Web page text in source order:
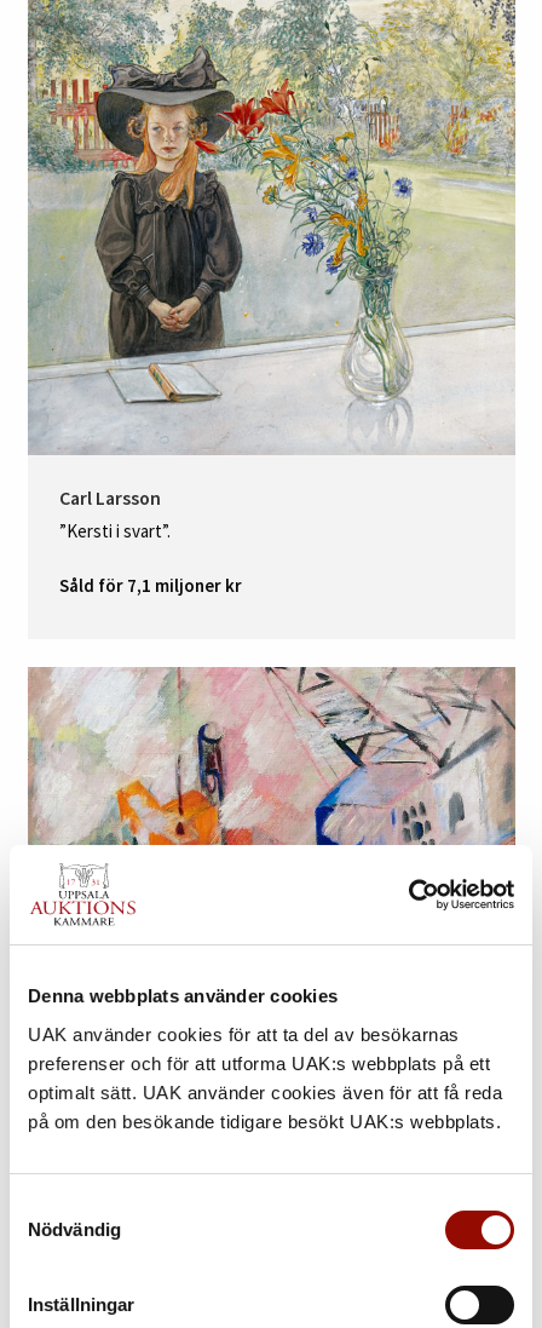
Denna webbplats använder cookies
UAK använder cookies för att ta del av besökarnas
preferenser och för att utforma UAK:s webbplats på ett
optimalt sätt. UAK använder cookies även för att få reda
på om den besökande tidigare besökt UAK:s webbplats.
Nödvändig
Inställningar
Carl Larsson
”Kersti i svart”.
Såld för 7,1 miljoner kr
”Hamnbild” - utsikt från ateljén mot Stadsgårdskajen.